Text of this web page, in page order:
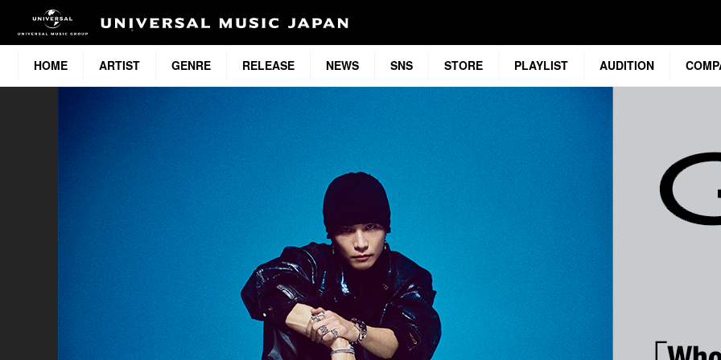
HOME ARTIST GENRE RELEASE NEWS SNS STORE PLAYLIST AUDITION